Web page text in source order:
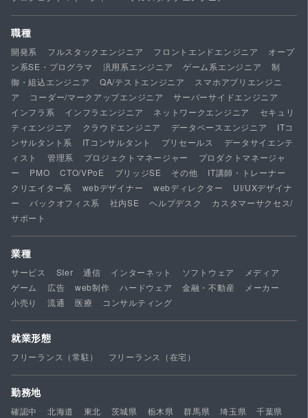
職種
開発系 フルスタックエンジニア フロントエンドエンジニア
オープ
ン系SE・プログラマ
汎用系エンジニア ゲーム系エンジニア
制
御・組込エンジニア
QA/テストエンジニア
スマホアプリエンジニ
ア
コーダー/マークアップエンジニア
サーバーサイドエンジニア
インフラ系
インフラエンジニア ネットワークエンジニア
セキュリ
ティエンジニア
クラウドエンジニア データベースエンジニア
ITコ
ンサルタント系
ITコンサルタント プリセールス
データサイエンテ
ィスト
管理系 プロジェクトマネージャー
プロダクトマネージャ
ー
PMO CTO/VPoE ブリッジSE その他
IT講師・トレーナー
クリエイター系
webデザイナー webディレクター
UI/UXデザイナ
ー
バックオフィス系 社内SE ヘルプデスク
カスタマーサクセス/
サポート
業種
サービス SIer 通信 インターネット ソフトウェア
メディア
ゲーム
広告 web制作 ハードウェア 金融・不動産
メーカー
小売り
流通 医療 コンサルティング
就業形態
フリーランス（常駐） フリーランス（在宅）
勤務地
確認中 北海道 東北 茨城県 栃木県 群馬県 埼玉県
千葉県